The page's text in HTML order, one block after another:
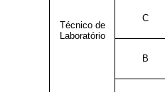
Técnico de
Laboratório
C
B